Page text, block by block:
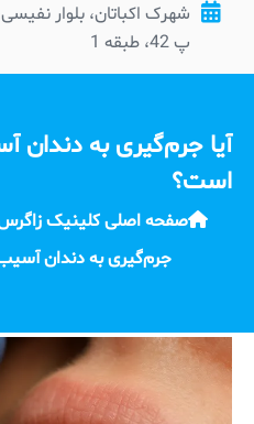
پ 42، طبقه 1
آیا جرم‌گیری به دندان
است؟
صفحه اصلی کلینیک
جرم‌گیری به دندان